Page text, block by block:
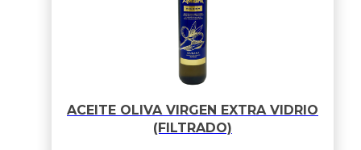
ACEITE OLIVA VIRGEN EXTRA VIDRIO
(FILTRADO)